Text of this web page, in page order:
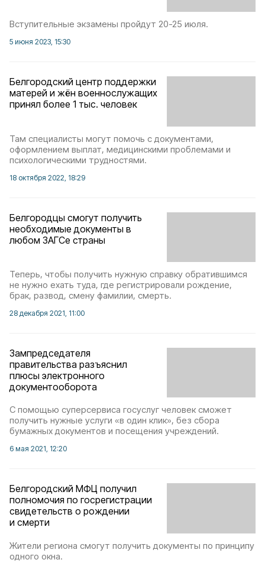
Вступительные экзамены пройдут 20-25 июля.
5 июня 2023, 15:30
Белгородский центр поддержки
матерей и жён военнослужащих
принял более 1 тыс. человек
Там специалисты могут помочь с документами,
оформлением выплат, медицинскими проблемами и
психологическими трудностями.
18 октября 2022, 18:29
Белгородцы смогут получить
необходимые документы в
любом ЗАГСе страны
Теперь, чтобы получить нужную справку обратившимся
не нужно ехать туда, где регистрировали рождение,
брак, развод, смену фамилии, смерть.
28 декабря 2021, 11:00
Зампредседателя
правительства разъяснил
плюсы электронного
документооборота
С помощью суперсервиса госуслуг человек сможет
получить нужные услуги «в один клик», без сбора
бумажных документов и посещения учреждений.
6 мая 2021, 12:20
Белгородский МФЦ получил
полномочия по госрегистрации
свидетельств о рождении
и смерти
Жители региона смогут получить документы по принципу
одного окна.